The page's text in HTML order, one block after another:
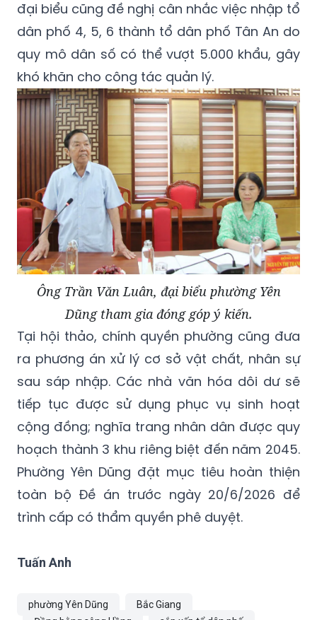
đồng thuận với phương án sáp nhập tổ dân
phố 1, 2, 3 thành tổ dân phố Neo. Tuy nhiên,
đại biểu cũng đề nghị cân nhắc việc nhập tổ
dân phố 4, 5, 6 thành tổ dân phố Tân An do
quy mô dân số có thể vượt 5.000 khẩu, gây
khó khăn cho công tác quản lý.
Ông Trần Văn Luân, đại biểu phường Yên
Dũng tham gia đóng góp ý kiến.
Tại hội thảo, chính quyền phường cũng đưa
ra phương án xử lý cơ sở vật chất, nhân sự
sau sáp nhập. Các nhà văn hóa dôi dư sẽ
tiếp tục được sử dụng phục vụ sinh hoạt
cộng đồng; nghĩa trang nhân dân được quy
hoạch thành 3 khu riêng biệt đến năm 2045.
Phường Yên Dũng đặt mục tiêu hoàn thiện
trình cấp có thẩm quyền phê duyệt.
Tuấn Anh